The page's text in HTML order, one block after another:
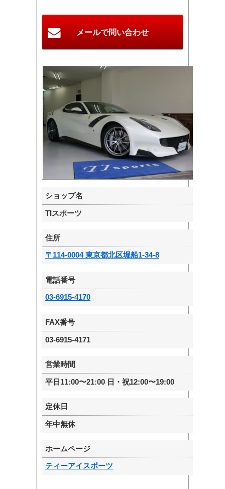
ショップ名
TIスポーツ
住所
〒114-0004 東京都北区堀船1-34-8
電話番号
03-6915-4170
FAX番号
03-6915-4171
営業時間
平日11:00〜21:00 日・祝12:00〜19:00
定休日
年中無休
ホームページ
ティーアイスポーツ